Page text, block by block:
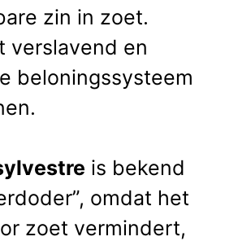
zin in zoet.
verslavend en
beloningssysteem
is bekend
omdat het
zoet vermindert,